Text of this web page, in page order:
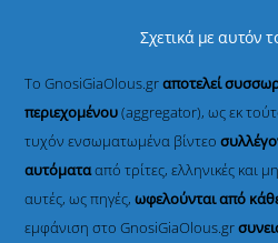
Σχετικά με αυτόν
Το GnosiGiaOlous.grαποτελεί
περιεχομένου(aggregator), ως εκ
τυχόν ενσωματωμένα βίντεο
αυτόματααπό τρίτες, ελληνικές και
αυτές, ως πηγές,ωφελούνται από
εμφάνιση στο GnosiGiaOlous.gr